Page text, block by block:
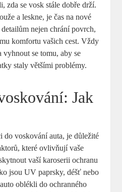
zda se vosk stále dobře drží.
a leskne, je čas na nové
nejen chrání povrch,
komfortu vašich cest. Vždy
se tomu, aby se
staly většími problémy.
Jak
do voskování auta, je důležité
které ovlivňují vaše
vaší karoserii ochranu
jsou UV paprsky, déšť nebo
oblékli do ochranného